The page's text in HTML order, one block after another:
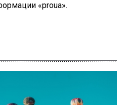
«proua».